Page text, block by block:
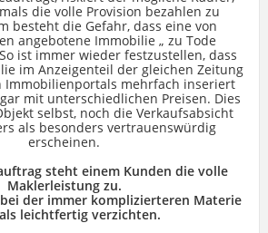
die volle Provision bezahlen zu
besteht die Gefahr, dass eine von
angebotene Immobilie „ zu Tode
ist immer wieder festzustellen, dass
im Anzeigenteil der gleichen Zeitung
Immobilienportals mehrfach inseriert
mit unterschiedlichen Preisen. Dies
selbst, noch die Verkaufsabsicht
als besonders vertrauenswürdig
erscheinen.
steht einem Kunden die volle
Maklerleistung zu.
der immer komplizierteren Materie
leichtfertig verzichten.